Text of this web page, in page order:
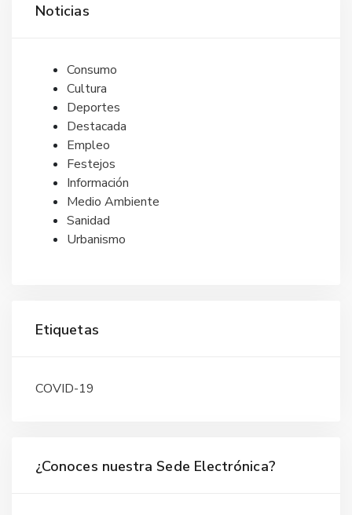
Noticias
Consumo
Cultura
Deportes
Destacada
Empleo
Festejos
Información
Medio Ambiente
Sanidad
Urbanismo
Etiquetas
COVID-19
¿Conoces nuestra Sede Electrónica?